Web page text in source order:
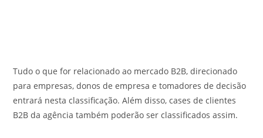
Tudo o que for relacionado ao mercado B2B, direcionado
para empresas, donos de empresa e tomadores de decisão
entrará nesta classificação. Além disso, cases de clientes
B2B da agência também poderão ser classificados assim.